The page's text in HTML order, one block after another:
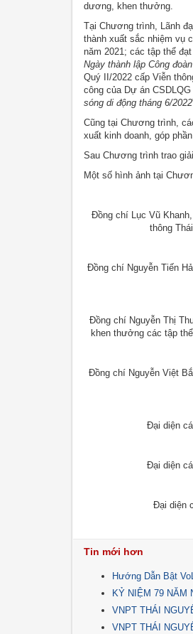
dương, khen thưởng.
Tại Chương trình, Lãnh
thành xuất sắc nhiệm vụ
năm 2021; các tập thể
Ngày thành lập Công
Quý II/2022 cấp Viễn
công của Dự án
sóng di động tháng 6/2022
Cũng tại Chương trình,
xuất kinh doanh, góp
Sau Chương trình trao
Một số hình ảnh tại
Đồng chí Lục Vũ
thông
Đồng chí Nguyễn Tiến
Đồng chí Nguyễn Thị
khen thưởng các tập
Đồng chí Nguyễn Việt
Đại diện
Đại diện
Đại diện
Tin mới hơn
Hướng Dẫn Bật
KỶ NIỆM 79 NĂM
VNPT THÁI
VNPT THÁI